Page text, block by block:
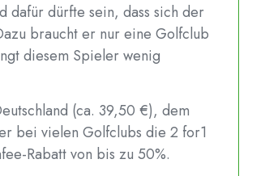
dafür dürfte sein, dass sich der
braucht er nur eine Golfclub
diesem Spieler wenig
(ca. 39,50 €), dem
bei vielen Golfclubs die 2 for1
Rabatt von bis zu 50%.